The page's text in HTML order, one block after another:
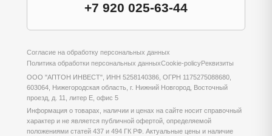
+7 920 025-63-44
Согласие на обработку персональных данных
Политика обработки персональных данныхCookie-policyРеквизиты
ООО "АПТОН ИНВЕСТ", ИНН 5258140386, ОГРН 1175275088680,
603064, Нижегородская область, г. Нижний Новгород, Восточный
проезд, д. 11, литер Е, офис 5
Информация о товарах, наличии и ценах на сайте носит справочный
характер и не является публичной офертой, определяемой
положениями статей 437 и 494 ГК РФ. Актуальные цены и наличие